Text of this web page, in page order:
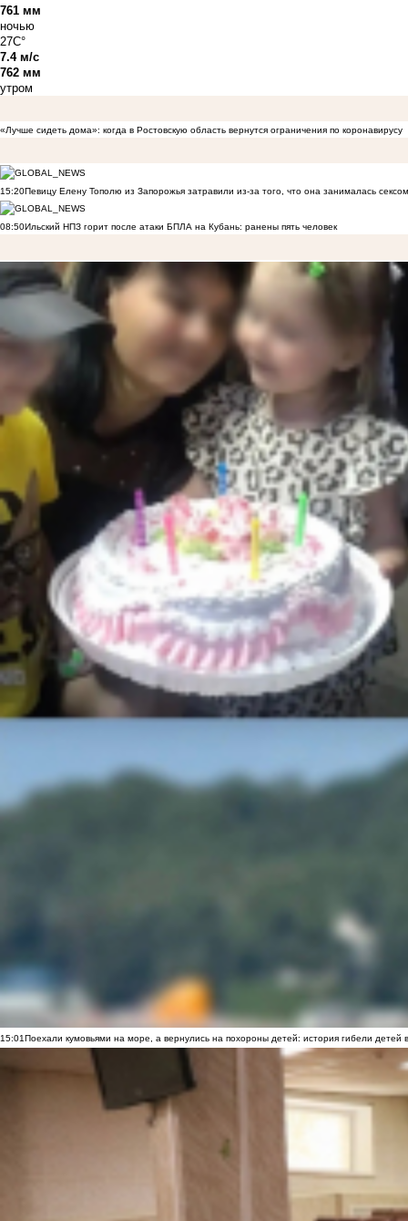
761 мм
ночью
27C°
7.4 м/с
762 мм
утром
«Лучше сидеть дома»: когда в Ростовскую область вернутся ограничения по коронавирусу
15:20Певицу Елену Тополю из Запорожья затравили из-за того, что она занималась
08:50Ильский НПЗ горит после атаки БПЛА на Кубань: ранены пять человек
15:01Поехали кумовьями на море, а вернулись на похороны детей: история гибели детей